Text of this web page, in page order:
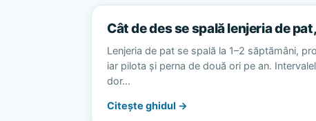
Cât de des se spală lenjeria de
Lenjeria de pat se spală la 1–2 săptămâni,
iar pilota și perna de două ori pe an.
dor…
Citește ghidul →